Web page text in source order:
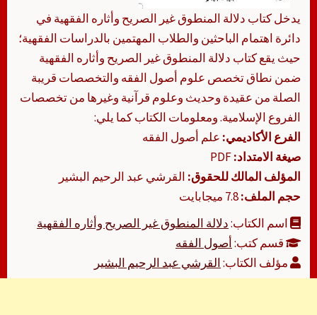
يدخل كتاب دلالة المنطوق غير الصريح وأثاره الفقهية في
دائرة اهتمام الباحثين والطلاب المهتمين بالدراسات الفقهية؛
حيث يقع كتاب دلالة المنطوق غير الصريح وأثاره الفقهية
ضمن نطاق تخصص علوم أصول الفقه والتخصصات قريبة
الصلة من عقيدة وحديث وعلوم قرآنية وغيرها من تخصصات
الفروع الإسلامية. ومعلومات الكتاب كما يلي:
الفرع الأكاديمي: علم أصول الفقه
صيغة الامتداد:
المؤلف المالك للحقوق: القرشي عبد الرحيم البشير
حجم الملف:
اسم الكتاب:دلالة المنطوق غير الصريح وأثاره الفقهية
قسم كتب:أصول الفقه
مؤلف الكتاب:القرشي عبد الرحيم البشير